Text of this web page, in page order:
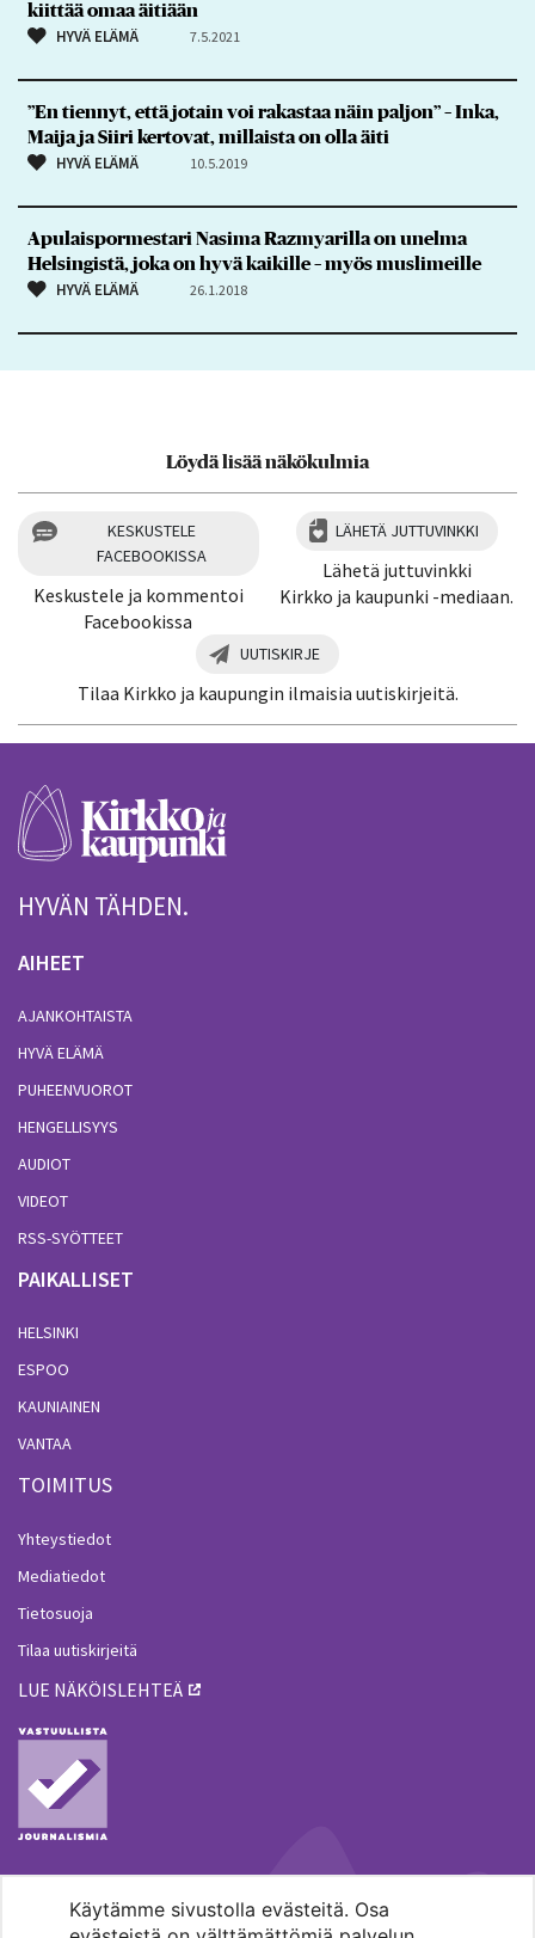
Käytämme sivustolla evästeitä. Osa
kiittää omaa äitiään
HYVÄ ELÄMÄ 7.5.2021
”En tiennyt, että jotain voi rakastaa näin paljon” – Inka,
Maija ja Siiri kertovat, millaista on olla äiti
HYVÄ ELÄMÄ 10.5.2019
Apulaispormestari Nasima Razmyarilla on unelma
Helsingistä, joka on hyvä kaikille – myös muslimeille
HYVÄ ELÄMÄ 26.1.2018
Löydä lisää näkökulmia
KESKUSTELE
FACEBOOKISSA
Keskustele ja kommentoi
Facebookissa
LÄHETÄ JUTTUVINKKI
Lähetä juttuvinkki
Kirkko ja kaupunki -mediaan.
UUTISKIRJE
Tilaa Kirkko ja kaupungin ilmaisia uutiskirjeitä.
HYVÄN TÄHDEN.
AIHEET
AJANKOHTAISTA
HYVÄ ELÄMÄ
PUHEENVUOROT
HENGELLISYYS
AUDIOT
VIDEOT
RSS-SYÖTTEET
PAIKALLISET
HELSINKI
ESPOO
KAUNIAINEN
VANTAA
TOIMITUS
Yhteystiedot
Mediatiedot
Tietosuoja
Tilaa uutiskirjeitä
LUE NÄKÖISLEHTEÄ
MENOHAKU